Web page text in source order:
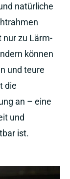
natürliche
nur zu Lärm-
können
und teure
die
an – eine
und
ist.